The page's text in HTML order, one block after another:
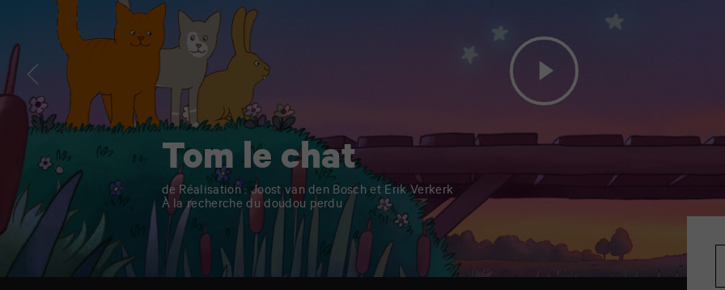
Tom le chat
de Réalisation : Joost van den Bosch et Erik Verkerk
À la recherche du doudou perdu